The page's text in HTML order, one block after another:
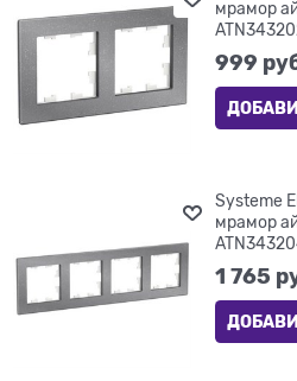
мрамор
999
Systeme
мрамор
1 765